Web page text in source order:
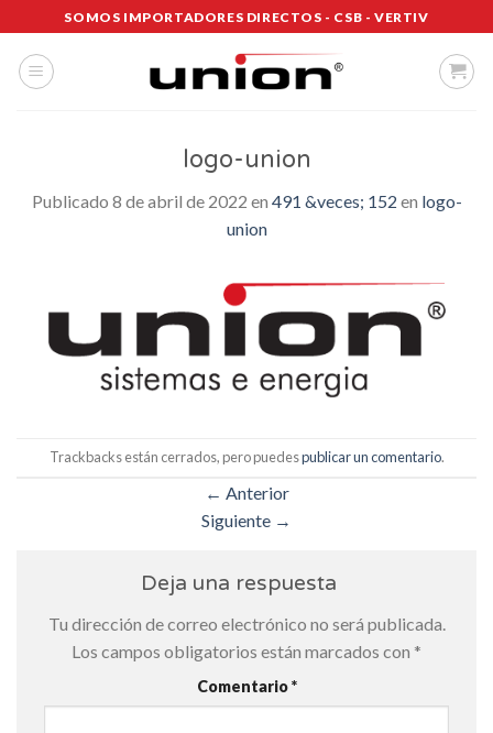
al
contenido
SOMOS IMPORTADORES DIRECTOS - CSB - VERTIV
logo-union
Publicado 8 de abril de 2022 en 491 &veces; 152 en logo-
union
Trackbacks están cerrados, pero puedespublicar un comentario.
← Anterior
Siguiente →
Deja una respuesta
Tu dirección de correo electrónico no será publicada.
Los campos obligatorios están marcados con *
Comentario*